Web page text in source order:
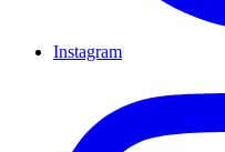
Instagram